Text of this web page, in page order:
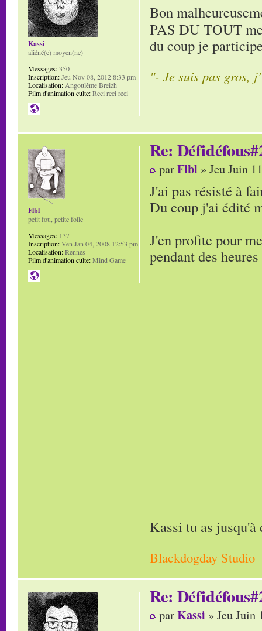
Bon
PAS DU TOUT
du coup je
"- Je suis pas gros,
Kassi
aliéné(e) moyen(ne)
Messages:350
Inscription:Jeu Nov 08, 2012 8:33 pm
Localisation: Angoulême Breizh
Film d'animation culte:Reci reci reci
Re:
parFlbl » Jeu Juin
J'ai pas résisté à
Du coup j'ai édité
J'en profite pour
pendant des
Kassi tu as
Blackdogday Studio
Flbl
petit fou, petite folle
Messages: 137
Inscription:Ven Jan 04, 2008 12:53 pm
Localisation:Rennes
Film d'animation culte:Mind Game
Re:
parKassi » Jeu Juin